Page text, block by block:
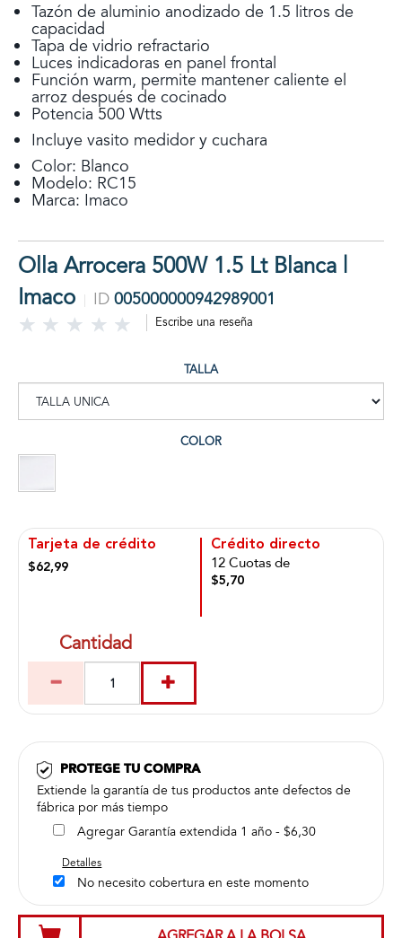
Tazón de aluminio anodizado de 1.5 litros de
capacidad
Tapa de vidrio refractario
Luces indicadoras en panel frontal
Función warm, permite mantener caliente el
arroz después de cocinado
Potencia 500 Wtts
Incluye vasito medidor y cuchara
Color: Blanco
Modelo: RC15
Marca: Imaco
Olla Arrocera 500W 1.5 Lt Blanca |
Imaco
ID 005000000942989001
Escribe una reseña
TALLA
COLOR
Tarjeta de crédito
$62,99
Crédito directo
12 Cuotas de
$5,70
Cantidad
PROTEGE TU COMPRA
Extiende la garantía de tus productos ante defectos de
fábrica por más tiempo
Agregar Garantía extendida 1 año - $6,30
Detalles
No necesito cobertura en este momento